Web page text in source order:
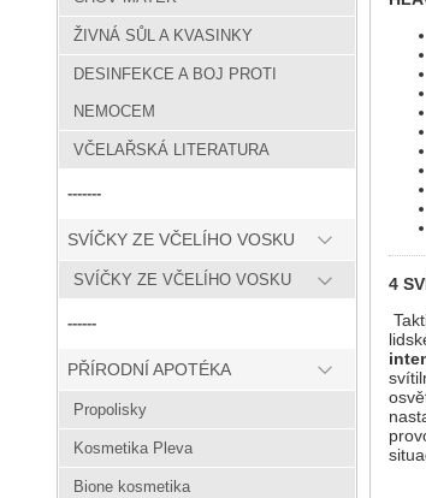
ŽIVNÁ SŮL A KVASINKY
DESINFEKCE A BOJ PROTI
NEMOCEM
VČELAŘSKÁ LITERATURA
-------
SVÍČKY ZE VČELÍHO VOSKU
SVÍČKY ZE VČELÍHO VOSKU
------
PŘÍRODNÍ APOTÉKA
Propolisky
Kosmetika Pleva
Bione kosmetika
4